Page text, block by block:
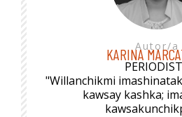
Autor/a
KARINA
"Willanchikmi
kawsay kashka;